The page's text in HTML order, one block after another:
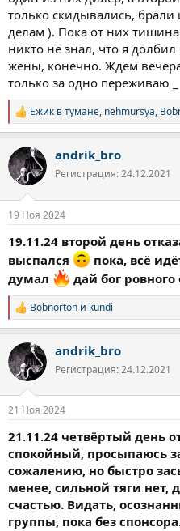
только скидывались,
делам ). Пока от них
никто не знал, что я
жены, конечно. Ждём
только за одно переживаю
Р
е
к
ц
и
Ежик в тумане, nehmursya,
andrik_bro
Регистрация: 24.12.2021
19 Ноя 2024
19.11.24 второй день
выспался
пока, всё
думал
дай бог
Р
е
к
ц
и
Bobnorton и kundi
andrik_bro
Регистрация: 24.12.2021
21 Ноя 2024
21.11.24 четвёртый день
спокойный, просыпаюсь
сожалению, но быстро
менее, сильной тяги нет,
счастью. Видать,
группы, пока без